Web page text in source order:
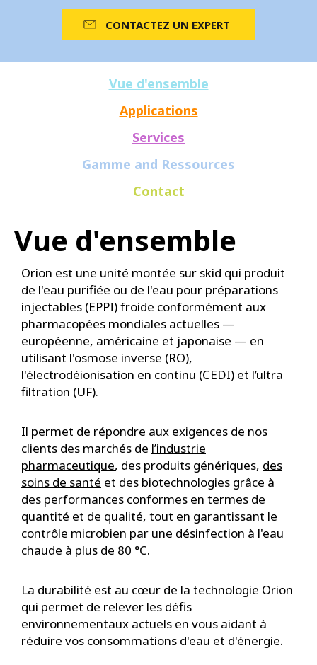
CONTACTEZ UN EXPERT
Vue d'ensemble
Applications
Services
Gamme and Ressources
Contact
Vue d'ensemble
Orion est une unité montée sur skid qui produit
de l'eau purifiée ou de l'eau pour préparations
injectables (EPPI) froide conformément aux
pharmacopées mondiales actuelles —
européenne, américaine et japonaise — en
utilisant l'osmose inverse (RO),
l'électrodéionisation en continu (CEDI) et l’ultra
filtration (UF).
Il permet de répondre aux exigences de nos
clients des marchés de l’industrie
pharmaceutique, des produits génériques, des
soins de santé et des biotechnologies grâce à
des performances conformes en termes de
quantité et de qualité, tout en garantissant le
contrôle microbien par une désinfection à l'eau
chaude à plus de 80 °C.
La durabilité est au cœur de la technologie Orion
qui permet de relever les défis
environnementaux actuels en vous aidant à
réduire vos consommations d'eau et d'énergie.